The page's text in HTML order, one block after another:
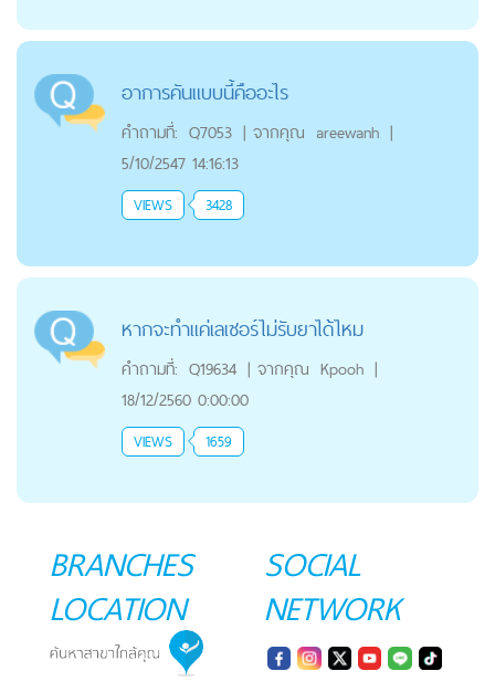
อาการคันแบบนี้คืออะไร
คำถามที่: Q7053 | จากคุณ areewanh |
5/10/2547 14:16:13
VIEWS 3428
หากจะทำเเค่เลเซอร์ไม่รับยาได้ไหม
คำถามที่: Q19634 | จากคุณ Kpooh |
18/12/2560 0:00:00
VIEWS 1659
BRANCHES
LOCATION
SOCIAL
NETWORK